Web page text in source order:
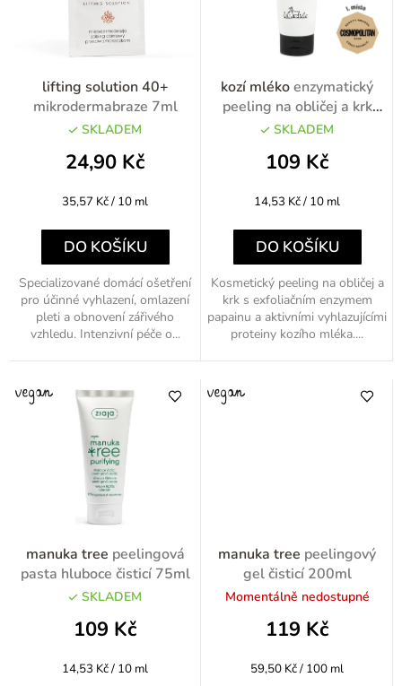
lifting solution 40+
mikrodermabraze 7ml
SKLADEM
24,90 Kč
Měrná
35,57 Kč / 10 ml
DO KOŠÍKU
Specializované domácí ošetření
pro účinné vyhlazení, omlazení
pleti a obnovení zářivého
vzhledu. Intenzivní péče o...
kozí mlékoenzymatický
peeling na obličej a krk
75ml
SKLADEM
109 Kč
Měrná
14,53 Kč / 10 ml
DO KOŠÍKU
Kosmetický peeling na obličej a
krk s exfoliačním enzymem
papainu a aktivními vyhlazujícími
proteiny kozího mléka....
manuka tree peelingová
pasta hluboce čisticí 75ml
SKLADEM
109 Kč
Měrná
14,53 Kč / 10 ml
manuka tree peelingový
gel čisticí 200ml
Momentálně nedostupné
119 Kč
Měrná
59,50 Kč / 100 ml